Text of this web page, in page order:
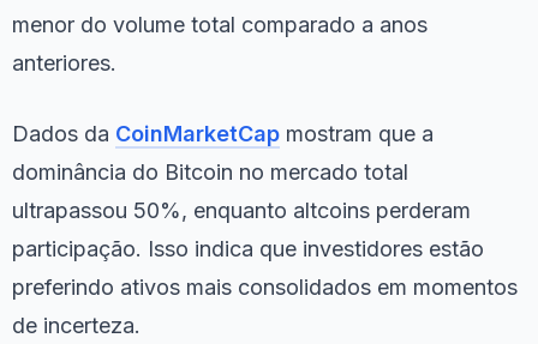
menor do volume total comparado a anos
anteriores.
Dados da CoinMarketCap mostram que a
dominância do Bitcoin no mercado total
ultrapassou 50%, enquanto altcoins perderam
participação. Isso indica que investidores estão
preferindo ativos mais consolidados em momentos
de incerteza.